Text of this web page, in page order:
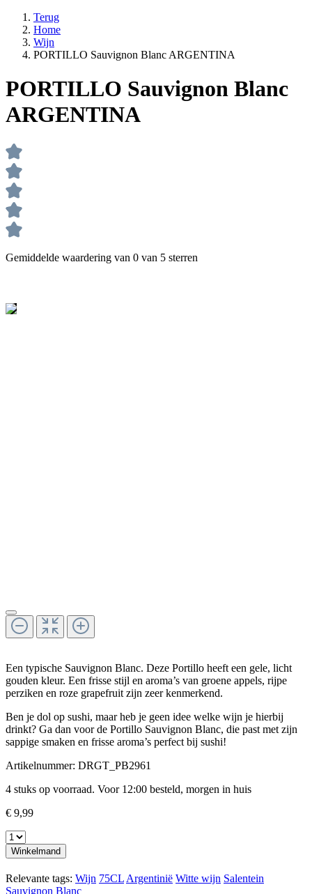
Terug
Home
Wijn
PORTILLO Sauvignon Blanc ARGENTINA
PORTILLO Sauvignon Blanc
ARGENTINA
Gemiddelde waardering van 0 van 5 sterren
Een typische Sauvignon Blanc. Deze Portillo heeft een gele, licht
gouden kleur. Een frisse stijl en aroma’s van groene appels, rijpe
perziken en roze grapefruit zijn zeer kenmerkend.
Ben je dol op sushi, maar heb je geen idee welke wijn je hierbij
drinkt? Ga dan voor de Portillo Sauvignon Blanc, die past met zijn
sappige smaken en frisse aroma’s perfect bij sushi!
Artikelnummer: DRGT_PB2961
4 stuks op voorraad. Voor 12:00 besteld, morgen in huis
€ 9,99
Winkelmand
Relevante tags: Wijn 75CL Argentinië Witte wijn Salentein
Sauvignon Blanc